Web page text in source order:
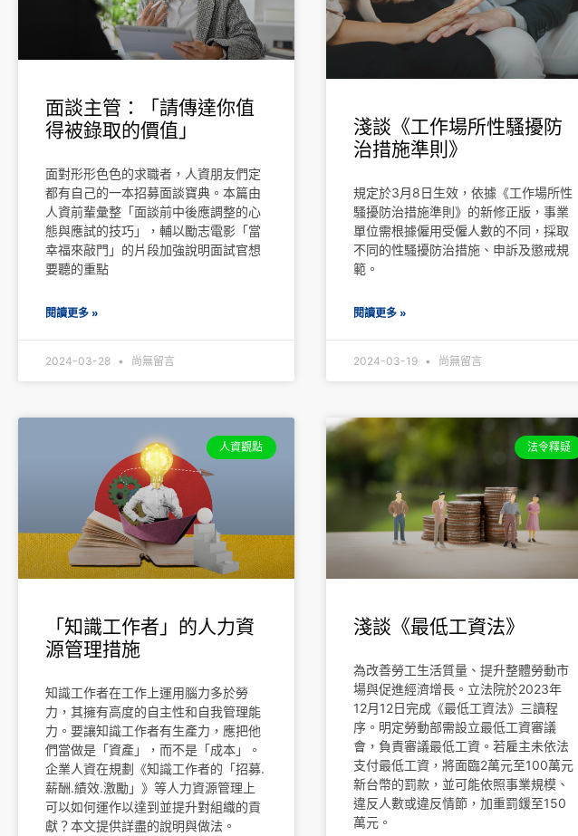
面談主管：「請傳達你值
得被錄取的價值」
面對形形色色的求職者，人資朋友們定
都有自己的一本招募面談寶典。本篇由
人資前輩彙整「面談前中後應調整的心
態與應試的技巧」，輔以勵志電影「當
幸福來敲門」的片段加強說明面試官想
要聽的重點
閱讀更多 »
2024-03-28 尚無留言
淺談《工作場所性騷擾防
治措施準則》
規定於3月8日生效，依據《工作場所性
騷擾防治措施準則》的新修正版，事業
單位需根據僱用受僱人數的不同，採取
不同的性騷擾防治措施、申訴及懲戒規
範。
閱讀更多 »
2024-03-19 尚無留言
人資觀點
「知識工作者」的人力資
源管理措施
知識工作者在工作上運用腦力多於勞
力，其擁有高度的自主性和自我管理能
力。要讓知識工作者有生產力，應把他
們當做是「資產」，而不是「成本」。
企業人資在規劃《知識工作者的「招募.
薪酬.績效.激勵」》等人力資源管理上
可以如何運作以達到並提升對組織的貢
獻？本文提供詳盡的說明與做法。
法令釋疑
淺談《最低工資法》
為改善勞工生活質量、提升整體勞動市
場與促進經濟增長。立法院於2023年
12月12日完成《最低工資法》三讀程
序。明定勞動部需設立最低工資審議
會，負責審議最低工資。若雇主未依法
支付最低工資，將面臨2萬元至100萬元
新台幣的罰款，並可能依照事業規模、
違反人數或違反情節，加重罰鍰至150
萬元。